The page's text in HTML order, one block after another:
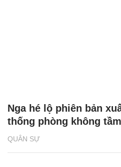
QUÂN SỰ
Nga hé lộ phiên bản
thống phòng không